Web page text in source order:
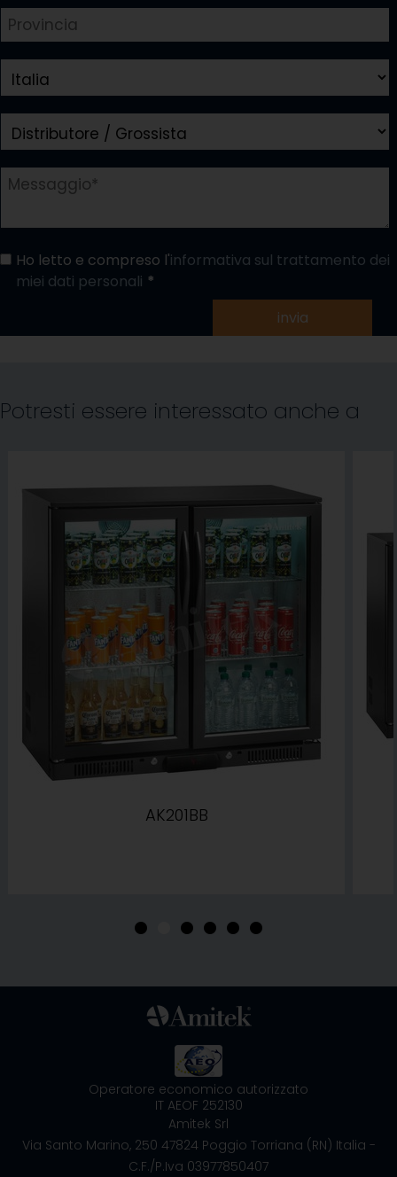
Ho letto e compreso l'informativa sul trattamento dei
miei dati personali
invia
Potresti essere interessato anche a
AK201BB
• ••••
Operatore economico autorizzato
IT AEOF 252130
Amitek Srl
Via Santo Marino, 250 47824 Poggio Torriana (RN) Italia -
C.F./P.Iva 03977850407